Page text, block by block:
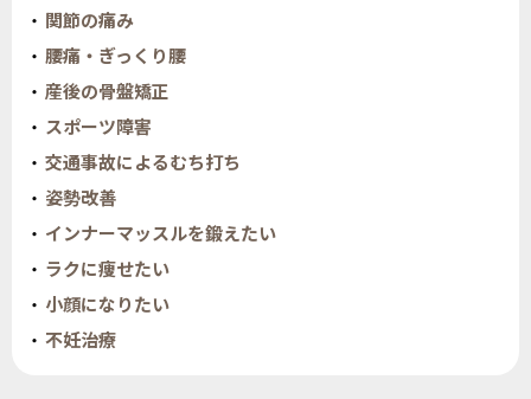
関節の痛み
腰痛・ぎっくり腰
産後の骨盤矯正
スポーツ障害
交通事故によるむち打ち
姿勢改善
インナーマッスルを鍛えたい
ラクに痩せたい
小顔になりたい
不妊治療